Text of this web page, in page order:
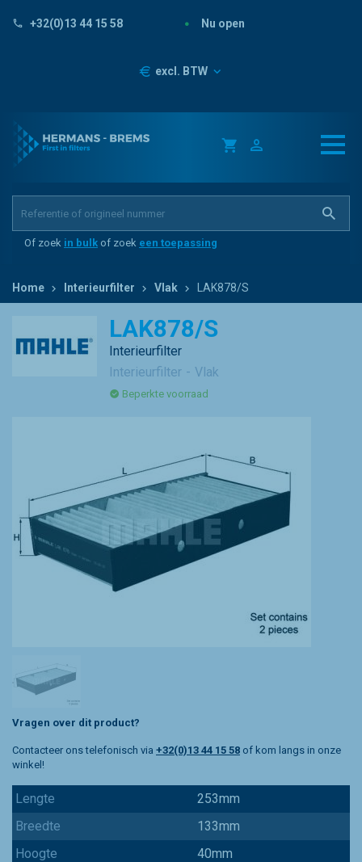
+32(0)13 44 15 58 Nu open
Prijzen
excl. BTW
Of zoek in bulk of zoek een toepassing
Home Interieurfilter Vlak LAK878/S
LAK878/S
Interieurfilter
Interieurfilter
Vlak
Beperkte voorraad
Vragen over dit product?
Contacteer ons telefonisch via +32(0)13 44 15 58 of kom langs in onze
winkel!
Lengte
253mm
Breedte
133mm
Hoogte
40mm